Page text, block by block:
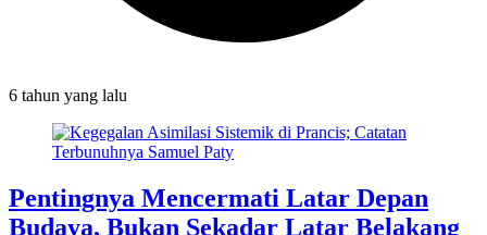
6 tahun yang lalu
Pentingnya Mencermati Latar Depan
Budaya, Bukan Sekadar Latar Belakang